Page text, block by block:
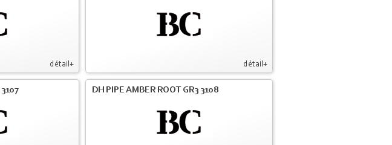
détail+ détail+
DH PIPE AMBER ROOT GR3 3108